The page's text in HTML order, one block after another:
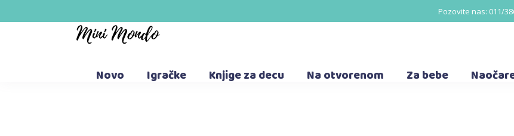
Pozovite nas: 011/
Novo Igračke Knjige za decu Na otvorenom Za bebe